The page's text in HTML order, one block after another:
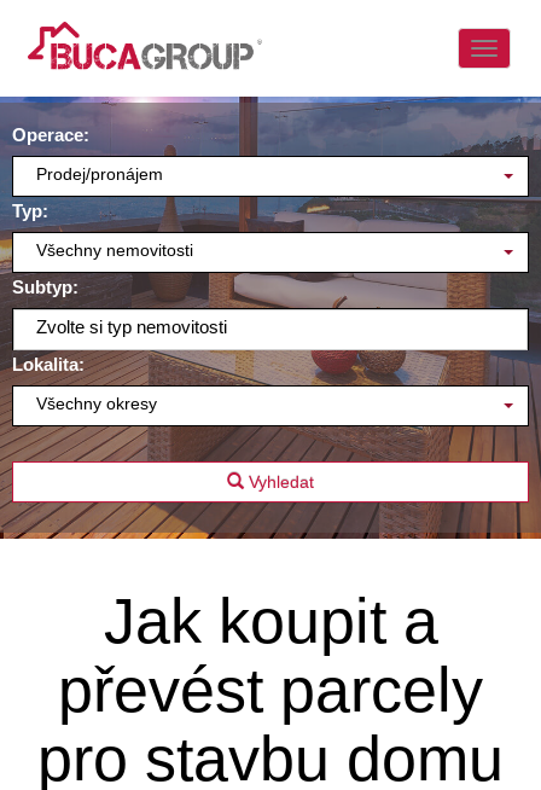
Operace:
Prodej/pronájem
Typ:
Všechny nemovitosti
Subtyp:
Zvolte si typ nemovitosti
Lokalita:
Všechny okresy
Vyhledat
Jak koupit a
převést parcely
pro stavbu domu